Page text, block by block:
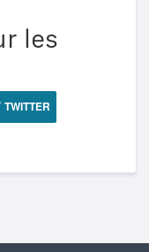
les
TWITTER